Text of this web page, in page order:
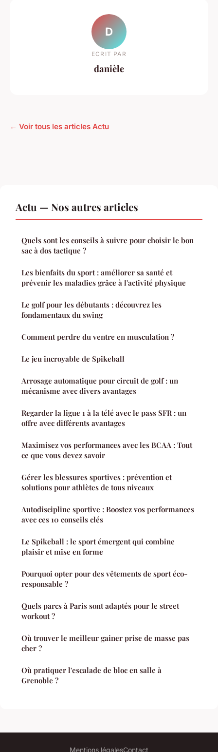
D
ECRIT PAR
danièle
← Voir tous les articles Actu
Actu — Nos autres articles
Quels sont les conseils à suivre pour choisir le bon
sac à dos tactique ?
Les bienfaits du sport : améliorer sa santé et
prévenir les maladies grâce à l'activité physique
Le golf pour les débutants : découvrez les
fondamentaux du swing
Comment perdre du ventre en musculation ?
Le jeu incroyable de Spikeball
Arrosage automatique pour circuit de golf : un
mécanisme avec divers avantages
Regarder la ligue 1 à la télé avec le pass SFR : un
offre avec différents avantages
Maximisez vos performances avec les BCAA : Tout
ce que vous devez savoir
Gérer les blessures sportives : prévention et
solutions pour athlètes de tous niveaux
Autodiscipline sportive : Boostez vos performances
avec ces 10 conseils clés
Le Spikeball : le sport émergent qui combine
plaisir et mise en forme
Pourquoi opter pour des vêtements de sport éco-
responsable ?
Quels parcs à Paris sont adaptés pour le street
workout ?
Où trouver le meilleur gainer prise de masse pas
cher ?
Où pratiquer l'escalade de bloc en salle à
Grenoble ?
Mentions légalesContact